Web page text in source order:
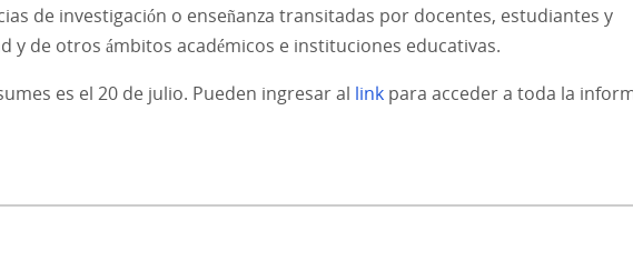
de investigación o enseñanza transitadas por docentes, estudiantes y
y de otros ámbitos académicos e instituciones educativas.
es el 20 de julio. Pueden ingresar al link para acceder a toda la